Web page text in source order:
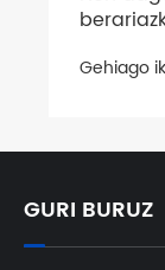
Gehiago
GURI BURUZ